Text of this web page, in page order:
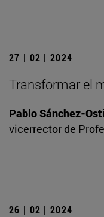
27 | 02 | 2024
Transformar el
Pablo Sánchez-
vicerrector de
26 | 02 | 2024